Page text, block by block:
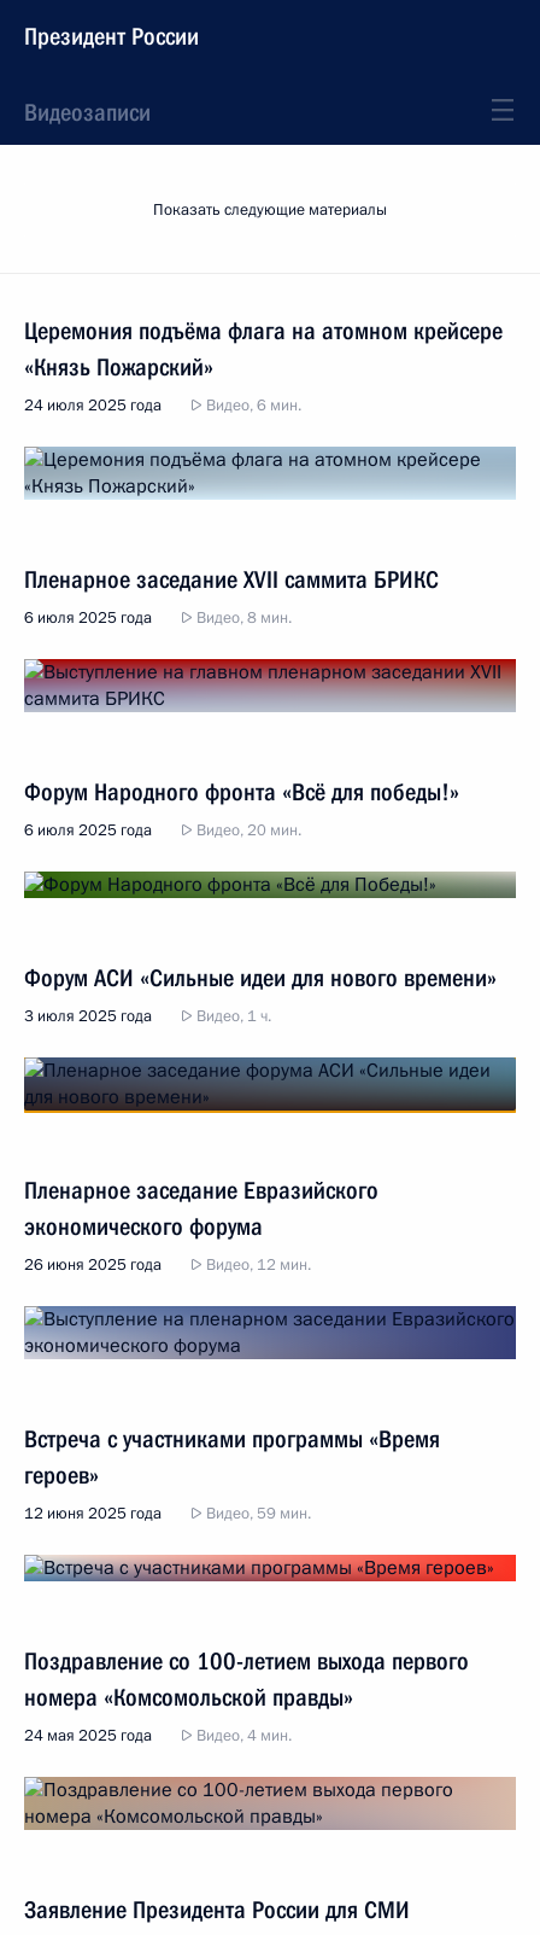
Президент России
Видеозаписи
Показать следующие материалы
Церемония подъёма флага на атомном крейсере
«Князь Пожарский»
24 июля 2025 года Видео, 6 мин.
Пленарное заседание XVII саммита БРИКС
6 июля 2025 года Видео, 8 мин.
Форум Народного фронта «Всё для победы!»
6 июля 2025 года Видео, 20 мин.
Форум АСИ «Сильные идеи для нового времени»
3 июля 2025 года Видео, 1 ч.
Пленарное заседание Евразийского
экономического форума
26 июня 2025 года Видео, 12 мин.
Встреча с участниками программы «Время
героев»
12 июня 2025 года Видео, 59 мин.
Поздравление со 100-летием выхода первого
номера «Комсомольской правды»
24 мая 2025 года Видео, 4 мин.
Заявление Президента России для СМИ